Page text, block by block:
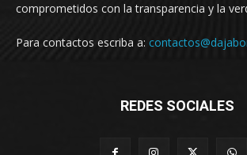
comprometidos con la transparencia y la
Para contactos escriba a:
REDES SOCIALES